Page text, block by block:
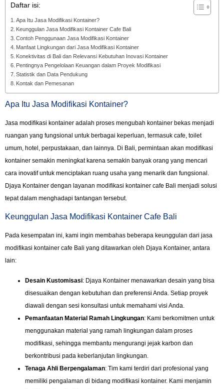
Daftar isi:
Apa Itu Jasa Modifikasi Kontainer?
Keunggulan Jasa Modifikasi Kontainer Cafe Bali
Contoh Penggunaan Jasa Modifikasi Kontainer
Manfaat Lingkungan dari Jasa Modifikasi Kontainer
Konektivitas di Bali dan Relevansi Kebutuhan Inovasi Kontainer
Pentingnya Pengelolaan Keuangan dalam Proyek Modifikasi
Statistik dan Data Pendukung
Kontak dan Pemesanan
Apa Itu Jasa Modifikasi Kontainer?
Jasa modifikasi kontainer adalah proses mengubah kontainer bekas menjadi
ruangan yang fungsional untuk berbagai keperluan, termasuk cafe, toilet
umum, hotel, perpustakaan, dan lainnya. Di Bali, permintaan akan modifikasi
kontainer semakin meningkat karena semakin banyak orang yang mencari
cara inovatif untuk menciptakan ruang usaha yang menarik dan fungsional.
Djaya Kontainer dengan layanan modifikasi kontainer cafe Bali menjadi solusi
tepat dalam menghadapi tantangan tersebut.
Keunggulan Jasa Modifikasi Kontainer Cafe Bali
Pada kesempatan ini, kami ingin membahas beberapa keunggulan dari jasa
modifikasi kontainer cafe Bali yang ditawarkan oleh Djaya Kontainer, antara
lain:
Desain Kustomisasi: Djaya Kontainer menawarkan desain yang bisa
disesuaikan dengan kebutuhan dan preferensi Anda. Setiap proyek
diawali dengan sesi konsultasi untuk memahami visi Anda.
Pemanfaatan Material Ramah Lingkungan: Kami berkomitmen untuk
menggunakan material yang ramah lingkungan dalam proses
modifikasi, sehingga membantu mengurangi jejak karbon dan
berkontribusi pada keberlanjutan lingkungan.
Tenaga Ahli Berpengalaman: Tim kami terdiri dari profesional yang
memiliki pengalaman di bidang modifikasi kontainer. Kami menjamin